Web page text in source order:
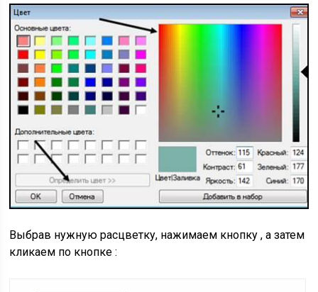
Выбрав нужную расцветку, нажимаем кнопку , а затем
кликаем по кнопке :